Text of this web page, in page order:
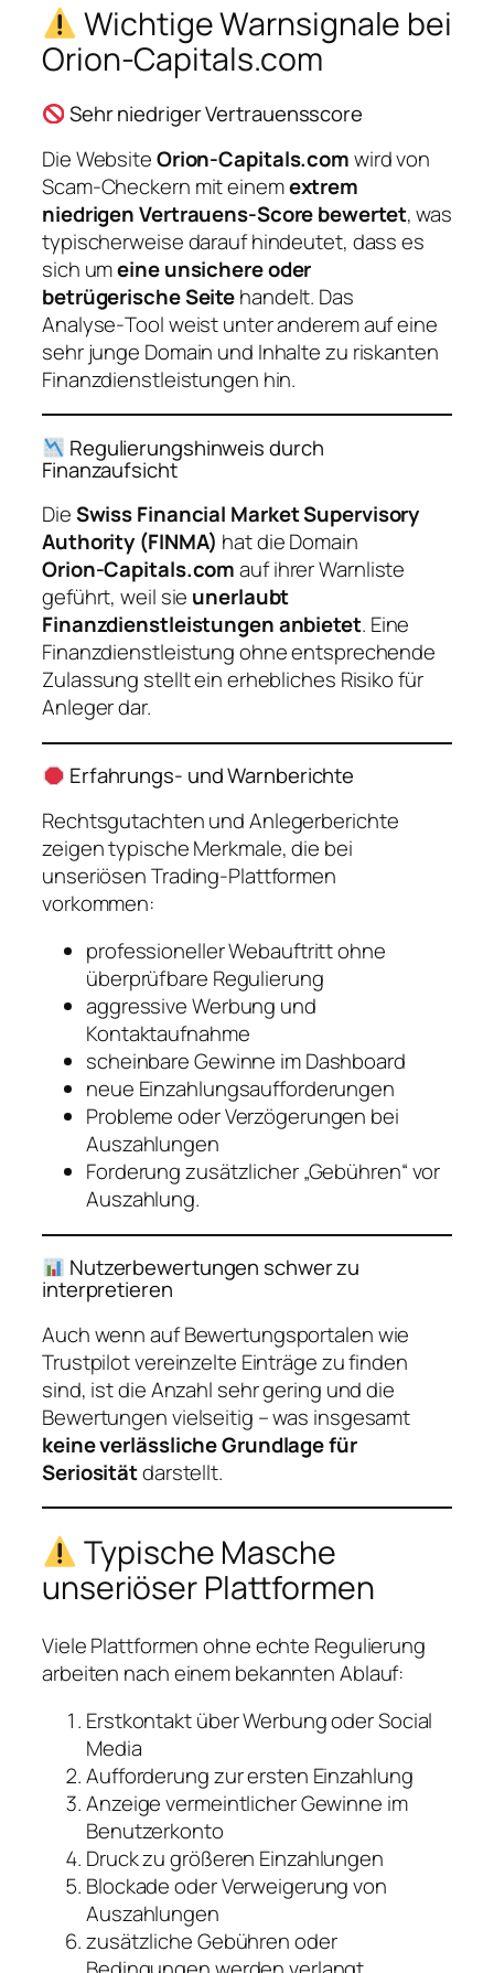
Wichtige Warnsignale bei
Orion‑Capitals.com
Sehr niedriger Vertrauensscore
Die WebsiteOrion‑Capitals.comwird von
Scam‑Checkern mit einemextrem
niedrigen Vertrauens‑Score bewertet, was
typischerweise darauf hindeutet, dass es
sich umeine unsichere oder
betrügerische Seitehandelt. Das
Analyse‑Tool weist unter anderem auf eine
sehr junge Domain und Inhalte zu riskanten
Finanzdienstleistungen hin.
Regulierungshinweis durch
Finanzaufsicht
DieSwiss Financial Market Supervisory
Authority (FINMA) hat die Domain
Orion‑Capitals.comauf ihrer Warnliste
geführt, weil sie unerlaubt
Finanzdienstleistungen anbietet. Eine
Finanzdienstleistung ohne entsprechende
Zulassung stellt ein erhebliches Risiko für
Anleger dar.
Erfahrungs‑ und Warnberichte
Rechtsgutachten und Anlegerberichte
zeigen typische Merkmale, die bei
unseriösen Trading‑Plattformen
vorkommen:
professioneller Webauftritt ohne
überprüfbare Regulierung
aggressive Werbung und
Kontaktaufnahme
scheinbare Gewinne im Dashboard
neue Einzahlungsaufforderungen
Probleme oder Verzögerungen bei
Auszahlungen
Forderung zusätzlicher „Gebühren“ vor
Auszahlung.
Nutzerbewertungen schwer zu
interpretieren
Auch wenn auf Bewertungsportalen wie
Trustpilot vereinzelte Einträge zu finden
sind, ist die Anzahl sehr gering und die
Bewertungen vielseitig – was insgesamt
keine verlässliche Grundlage für
Seriositätdarstellt.
Typische Masche
unseriöser Plattformen
Viele Plattformen ohne echte Regulierung
arbeiten nach einem bekannten Ablauf:
Erstkontakt über Werbung oder Social
Media
Aufforderung zur ersten Einzahlung
Anzeige vermeintlicher Gewinne im
Benutzerkonto
Druck zu größeren Einzahlungen
Blockade oder Verweigerung von
Auszahlungen
zusätzliche Gebühren oder